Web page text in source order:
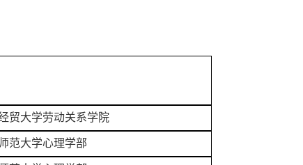
贸大学劳动关系学院
范大学心理学部